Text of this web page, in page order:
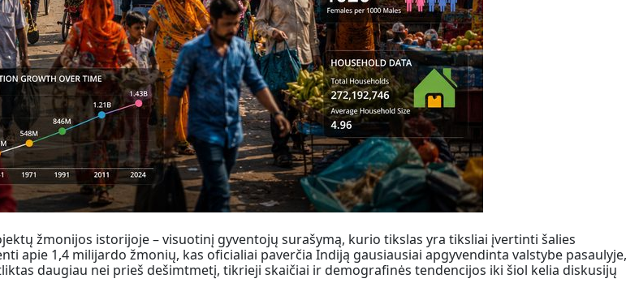
žmonijos istorijoje – visuotinį gyventojų surašymą, kurio tikslas yra tiksliai įvertinti šalies
apie 1,4 milijardo žmonių, kas oficialiai paverčia Indiją gausiausiai apgyvendinta valstybe pasaulyje,
daugiau nei prieš dešimtmetį, tikrieji skaičiai ir demografinės tendencijos iki šiol kelia diskusijų